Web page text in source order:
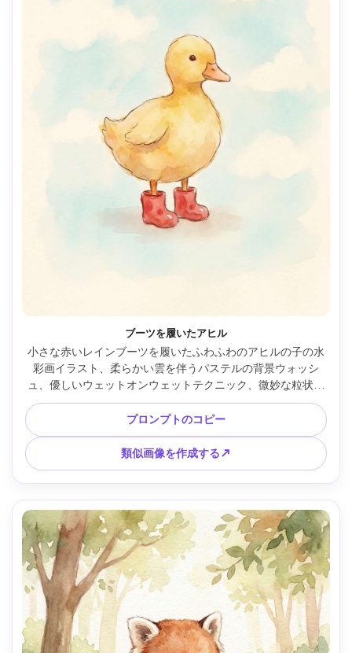
ブーツを履いたアヒル
小さな赤いレインブーツを履いたふわふわのアヒルの子の水
彩画イラスト、柔らかい雲を伴うパステルの背景ウォッシ
ュ、優しいウェットオンウェットテクニック、微妙な粒状の
暖かい黄金色の羽毛、最小限のインクアウトライン、清潔な
ネガティブスペース、たまらなくかわいい雰囲気、85mmレ
ンズ、浅い被写界深度、柔らかい映画のような照明 --ar 4:5
プロンプトのコピー
類似画像を作成する↗